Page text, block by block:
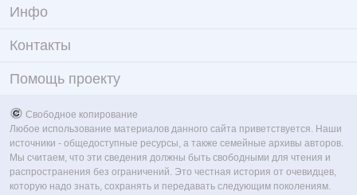
Инфо
Контакты
Помощь проекту
Свободное копирование
Любое использование материалов данного сайта приветствуется. Наши
источники - общедоступные ресурсы, а также семейные архивы авторов.
Мы считаем, что эти сведения должны быть свободными для чтения и
распространения без ограничений. Это честная история от очевидцев,
которую надо знать, сохранять и передавать следующим поколениям.